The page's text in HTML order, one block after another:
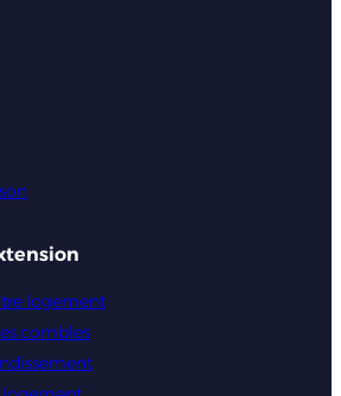
logement
combles